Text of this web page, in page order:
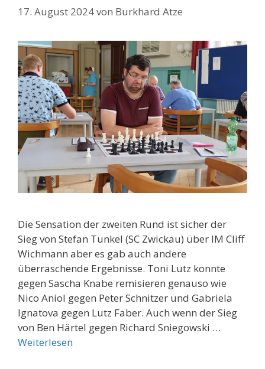
17. August 2024von Burkhard Atze
Die Sensation der zweiten Rund ist sicher der
Sieg von Stefan Tunkel (SC Zwickau) über IM Cliff
Wichmann aber es gab auch andere
überraschende Ergebnisse. Toni Lutz konnte
gegen Sascha Knabe remisieren genauso wie
Nico Aniol gegen Peter Schnitzer und Gabriela
Ignatova gegen Lutz Faber. Auch wenn der Sieg
von Ben Härtel gegen Richard Sniegowski …
Weiterlesen